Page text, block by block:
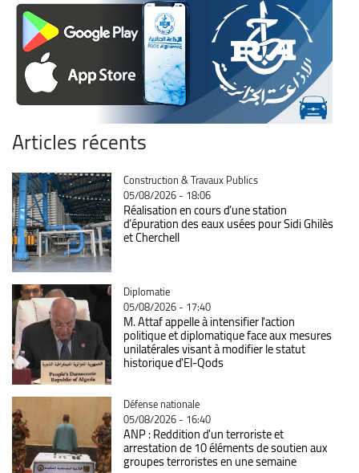
Articles récents
Catégorie
Construction & Travaux Publics
05/08/2026 - 18:06
Réalisation en cours d’une station
d’épuration des eaux usées pour Sidi Ghilès
et Cherchell
Catégorie
Diplomatie
05/08/2026 - 17:40
M. Attaf appelle à intensifier l'action
politique et diplomatique face aux mesures
unilatérales visant à modifier le statut
historique d'El-Qods
Catégorie
Défense nationale
05/08/2026 - 16:40
ANP : Reddition d'un terroriste et
arrestation de 10 éléments de soutien aux
groupes terroristes en une semaine